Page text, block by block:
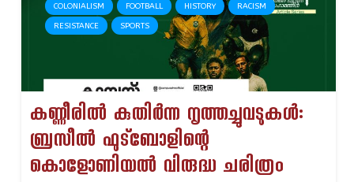
COLONIALISM FOOTBALL HISTORY RACISM
RESISTANCE SPORTS
കണ്ണീരിൽ കുതിർന്ന നൃത്തച്ചുവടുകൾ:
ബ്രസീൽ ഫുട്ബോളിന്റെ
കൊളോണിയൽ വിരുദ്ധ ചരിത്രം